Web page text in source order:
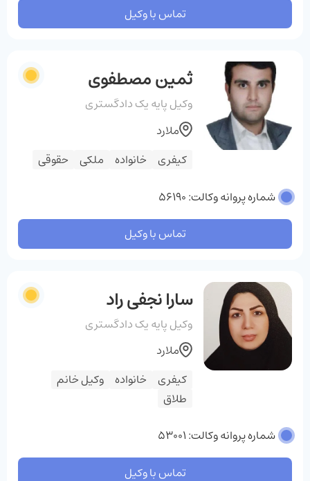
تماس با وکیل
ثمین مصطفوی
وکیل پایه یک دادگستری
کیفری خانواده ملکی حقوقی
ملارد
شماره پروانه وکالت: 56190
تماس با وکیل
سارا نجفی راد
وکیل پایه یک دادگستری
کیفری خانواده وکیل خانم
طلاق
ملارد
شماره پروانه وکالت: 53001
تماس با وکیل